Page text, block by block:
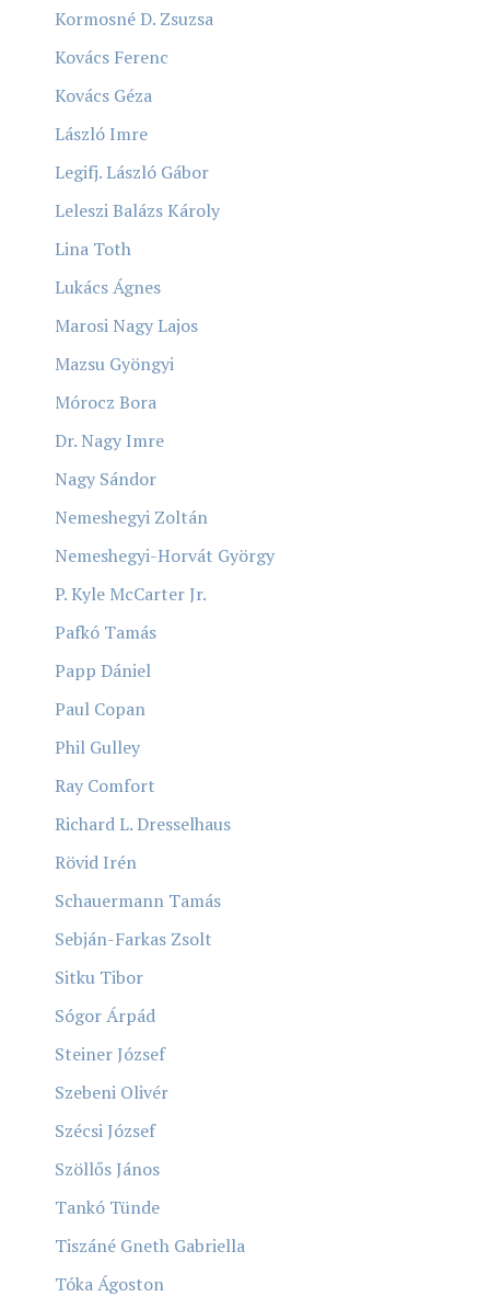
Kormosné D. Zsuzsa
Kovács Ferenc
Kovács Géza
László Imre
Legifj. László Gábor
Leleszi Balázs Károly
Lina Toth
Lukács Ágnes
Marosi Nagy Lajos
Mazsu Gyöngyi
Mórocz Bora
Dr. Nagy Imre
Nagy Sándor
Nemeshegyi Zoltán
Nemeshegyi-Horvát György
P. Kyle McCarter Jr.
Pafkó Tamás
Papp Dániel
Paul Copan
Phil Gulley
Ray Comfort
Richard L. Dresselhaus
Rövid Irén
Schauermann Tamás
Sebján-Farkas Zsolt
Sitku Tibor
Sógor Árpád
Steiner József
Szebeni Olivér
Szécsi József
Szöllős János
Tankó Tünde
Tiszáné Gneth Gabriella
Tóka Ágoston